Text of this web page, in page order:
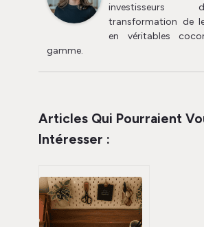
transformation de
en véritables
gamme.
Articles Qui Pourraient
Intéresser :